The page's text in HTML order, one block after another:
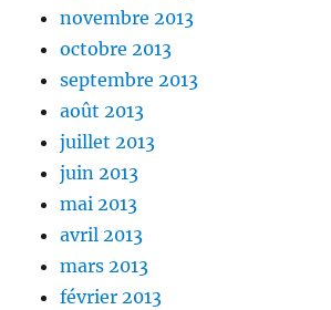
novembre 2013
octobre 2013
septembre 2013
août 2013
juillet 2013
juin 2013
mai 2013
avril 2013
mars 2013
février 2013